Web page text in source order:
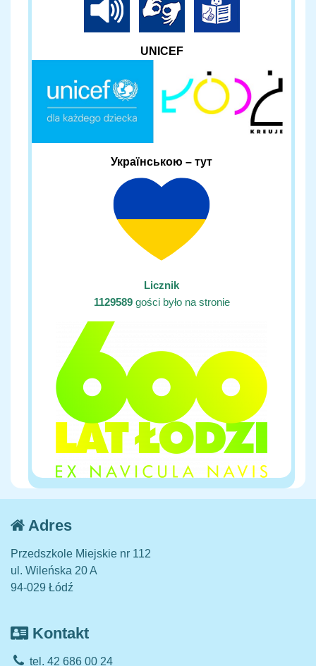
UNICEF
Українською – тут
Licznik
1129589gości było na stronie
Adres
Przedszkole Miejskie nr 112
ul. Wileńska 20 A
94-029 Łódź
Kontakt
tel. 42 686 00 24